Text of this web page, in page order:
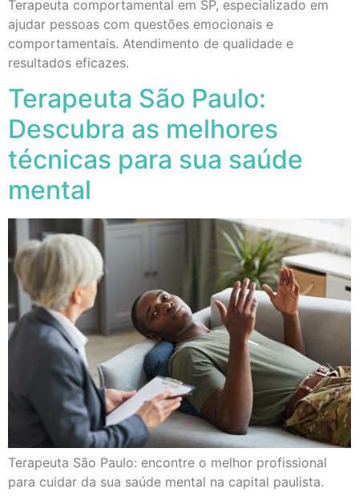
Terapeuta comportamental em SP, especializado em
ajudar pessoas com questões emocionais e
comportamentais. Atendimento de qualidade e
resultados eficazes.
Terapeuta São Paulo:
Descubra as melhores
técnicas para sua saúde
mental
Terapeuta São Paulo: encontre o melhor profissional
para cuidar da sua saúde mental na capital paulista.